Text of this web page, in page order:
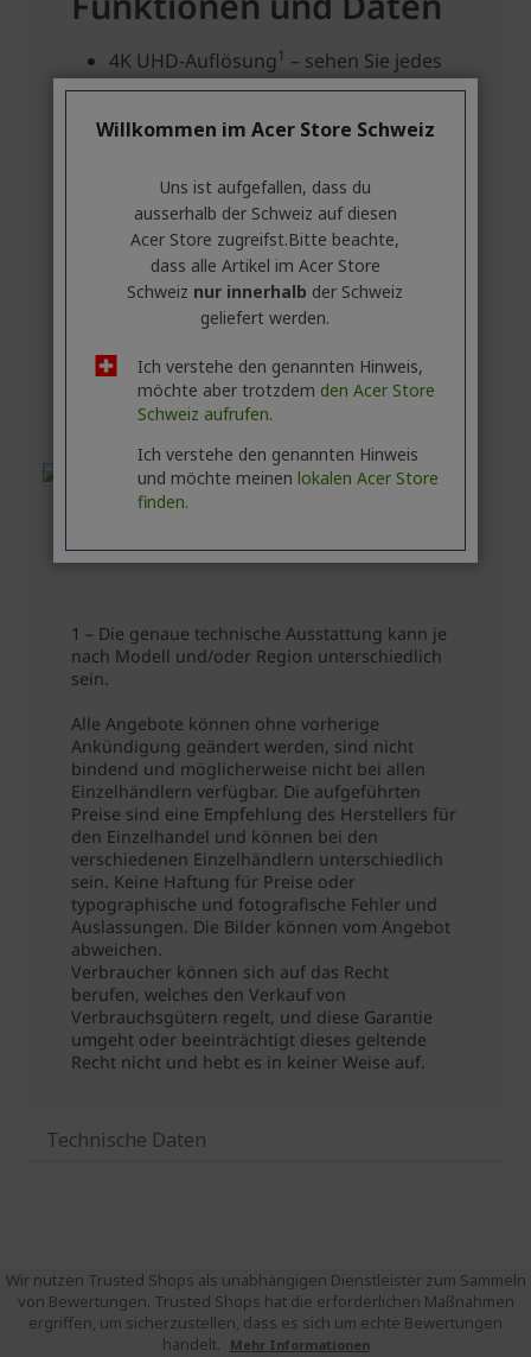
Technische Daten
Wir nutzen Trusted Shops als unabhängigen Dienstleister zum Sammeln
von Bewertungen. Trusted Shops hat die erforderlichen Maßnahmen
ergriffen, um sicherzustellen, dass es sich um echte Bewertungen
handelt.
Mehr Informationen
Willkommen im Acer Store Schweiz
Uns ist aufgefallen, dass du
ausserhalb ​der Schweiz auf diesen
Acer Store zugreifst.​Bitte beachte,
dass alle Artikel im Acer Store
Schweiz nur innerhalb der Schweiz
geliefert werden.
Ich verstehe den genannten Hinweis,
möchte aber trotzdem den Acer Store
Schweiz aufrufen.
Ich verstehe den genannten Hinweis
und möchte meinen lokalen Acer Store
finden.